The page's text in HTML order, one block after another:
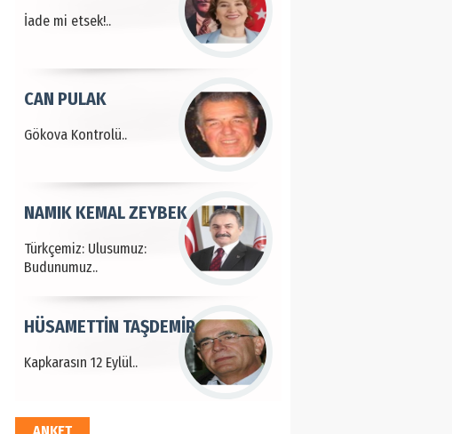
İade mi etsek!..
Gökova Kontrolü..
CAN PULAK
Türkçemiz: Ulusumuz:
Budunumuz..
NAMIK KEMAL ZEYBEK
Kapkarasın 12 Eylül..
HÜSAMETTİN TAŞDEMİR